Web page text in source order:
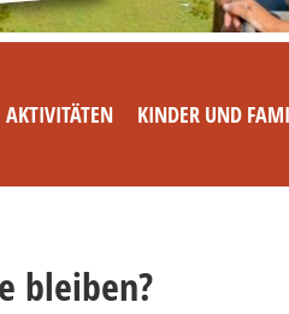
AKTIVITÄTEN KINDER UND
bleiben?